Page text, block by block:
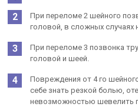
При переломе 2 шейного
головой, в сложных случаях
При переломе 3 позвонка
головой и шеей.
Повреждения от 4 го
себе знать резкой болью,
невозможностью шевелить